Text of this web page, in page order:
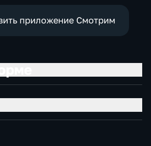
приложение Смотрим